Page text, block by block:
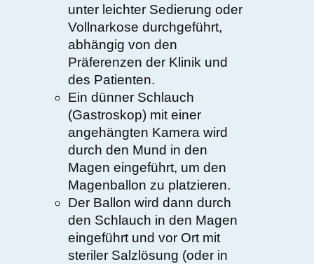
unter leichter Sedierung oder
Vollnarkose durchgeführt,
abhängig von den
Präferenzen der Klinik und
des Patienten.
Ein dünner Schlauch
(Gastroskop) mit einer
angehängten Kamera wird
durch den Mund in den
Magen eingeführt, um den
Magenballon zu platzieren.
Der Ballon wird dann durch
den Schlauch in den Magen
eingeführt und vor Ort mit
steriler Salzlösung (oder in